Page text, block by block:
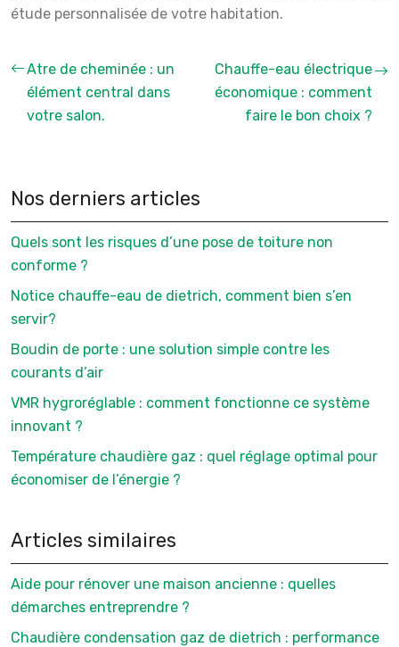
étude personnalisée de votre habitation.
Atre de cheminée : un
élément central dans
votre salon.
Chauffe-eau électrique
économique : comment
faire le bon choix ?
Nos derniers articles
Quels sont les risques d’une pose de toiture non
conforme ?
Notice chauffe-eau de dietrich, comment bien s’en
servir?
Boudin de porte : une solution simple contre les
courants d’air
VMR hygroréglable : comment fonctionne ce système
innovant ?
Température chaudière gaz : quel réglage optimal pour
économiser de l’énergie ?
Articles similaires
Aide pour rénover une maison ancienne : quelles
démarches entreprendre ?
Chaudière condensation gaz de dietrich : performance